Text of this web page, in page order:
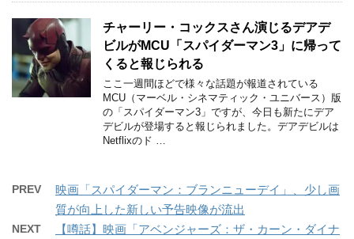
チャーリー・コックスさん演じるデアデ
ビルがMCU「スパイダーマン3」に帰って
くると報じられる
ここ一週間ほどで様々な話題が報道されている
MCU（マーベル・シネマティック・ユニバース）版
の「スパイダーマン3」ですが、今日も新たにデア
デビルが登場すると報じられました。デアデビルは
Netflixのド …
PREV
映画「スパイダーマン：ブランニューデイ」、少し画
質が向上した新しい予告映像が流出
NEXT
【噂話】映画「アベンジャーズ：ザ・カーン・ダイナ